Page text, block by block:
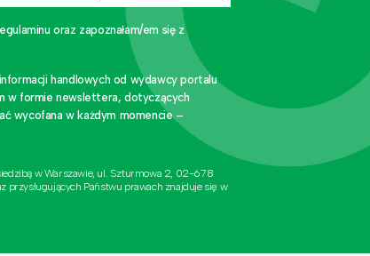
oraz zapoznałam/em się z
handlowych od wydawcy portalu
w formie newslettera, dotyczących
wycofana w każdym momencie –
w Warszawie, ul. Szturmowa 2, 02-678
przysługujących Państwu prawach znajduje się w